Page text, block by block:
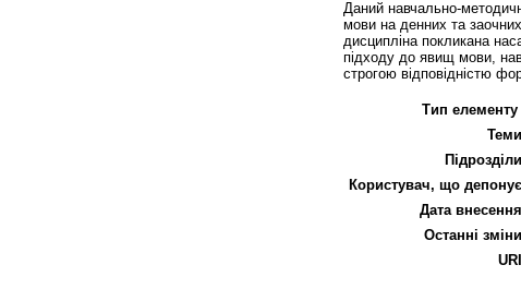
Даний навчально-
мови на денних та заочних
дисципліна покликана
підходу до явищ мови,
строгою відповідністю
Тип елементу
Користувач, що
Дата
Останні